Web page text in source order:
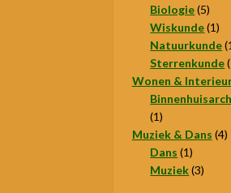
producten
Biologie 55
Wiskunde 11
Natuurkunde
Sterrenkunde
Wonen &
11
product
Muziek & Dans 44
Dans 11
product
Muziek 33